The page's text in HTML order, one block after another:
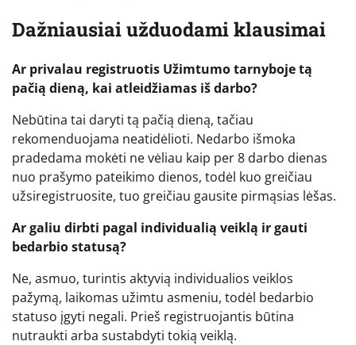
Dažniausiai užduodami klausimai
Ar privalau registruotis Užimtumo tarnyboje tą
pačią dieną, kai atleidžiamas iš darbo?
Nebūtina tai daryti tą pačią dieną, tačiau
rekomenduojama neatidėlioti. Nedarbo išmoka
pradedama mokėti ne vėliau kaip per 8 darbo dienas
nuo prašymo pateikimo dienos, todėl kuo greičiau
užsiregistruosite, tuo greičiau gausite pirmąsias lėšas.
Ar galiu dirbti pagal individualią veiklą ir gauti
bedarbio statusą?
Ne, asmuo, turintis aktyvią individualios veiklos
pažymą, laikomas užimtu asmeniu, todėl bedarbio
statuso įgyti negali. Prieš registruojantis būtina
nutraukti arba sustabdyti tokią veiklą.